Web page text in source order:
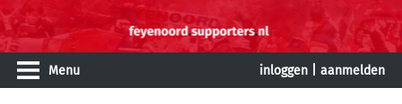
Menu inloggen aanmelden